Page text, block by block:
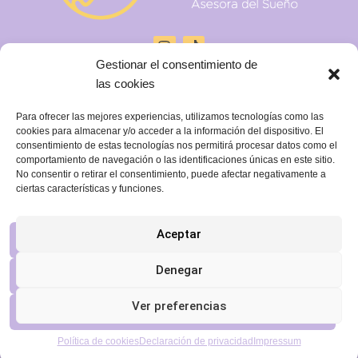
Gestionar el consentimiento de
las cookies
Para ofrecer las mejores experiencias, utilizamos tecnologías como las
cookies para almacenar y/o acceder a la información del dispositivo. El
consentimiento de estas tecnologías nos permitirá procesar datos como el
comportamiento de navegación o las identificaciones únicas en este sitio.
No consentir o retirar el consentimiento, puede afectar negativamente a
ciertas características y funciones.
Aceptar
Denegar
Ver preferencias
Política de cookiesDeclaración de privacidad Impressum
I
s
g
r
a
m
PÁGINAS LEGALES
Aviso legal
Politica de cookies
mimoneteduerme.com © 2024 Centromipc